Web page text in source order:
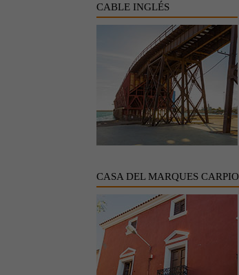
CABLE INGLÉS
CASA DEL MARQUES CARPIO